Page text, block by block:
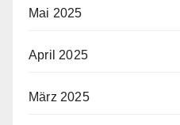
Mai 2025
April 2025
März 2025